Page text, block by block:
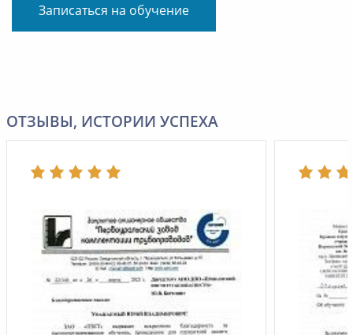
Записаться на обучение
ОТЗЫВЫ, ИСТОРИИ УСПЕХА